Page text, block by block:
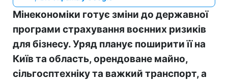
Мінекономіки готує зміни до державної
програми страхування воєнних ризиків
для бізнесу. Уряд планує поширити її на
Київ та область, орендоване майно,
сільгосптехніку та важкий транспорт, а